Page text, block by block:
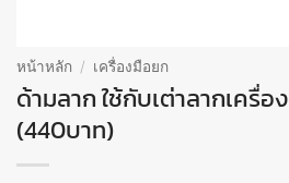
หน้าหลัก / เครื่องมือยก
ด้ามลาก ใช้กับเต่าลากเครื่อ
(440บาท)